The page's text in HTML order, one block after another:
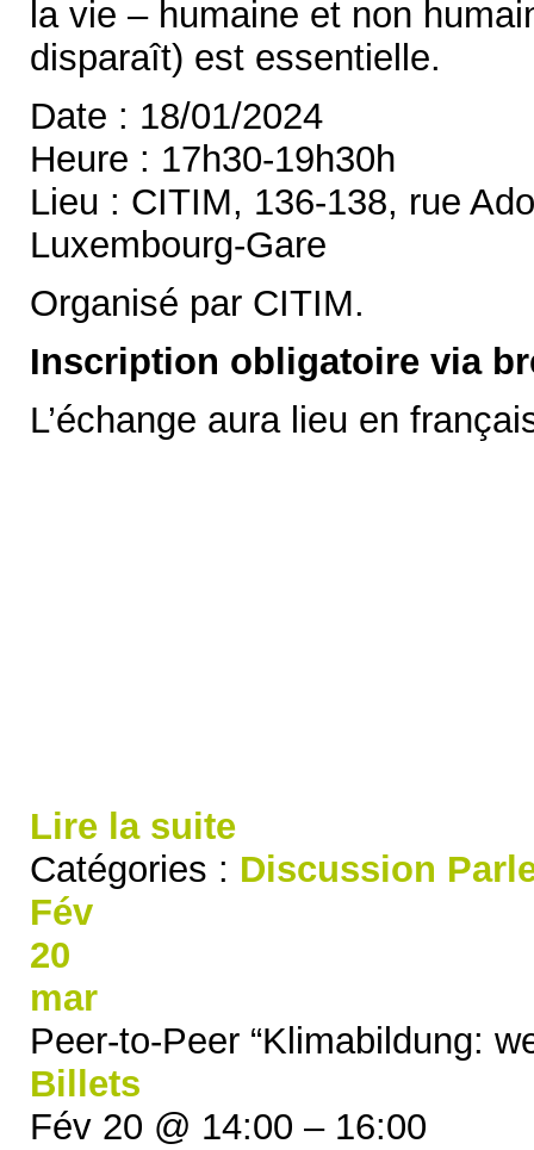
la vie – humaine et non
disparaît) est essentielle.
Date : 18/01/2024
Heure : 17h30-19h30h
Lieu : CITIM, 136-138, rue
Luxembourg-Gare
Organisé par CITIM.
Inscription obligatoire via
L’échange aura lieu en
Lire la suite
Catégories : Discussion
Fév
20
mar
Peer-to-Peer “Klimabildung:
Billets
Fév 20 @ 14:00 – 16:00